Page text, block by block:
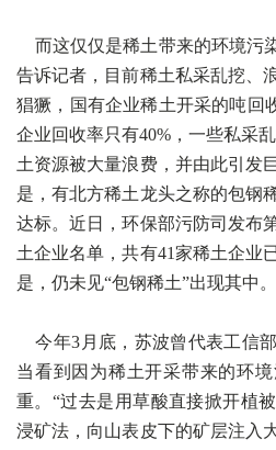
而这仅仅是稀土带来的环境污
告诉记者，目前稀土私采乱挖、
猖獗，国有企业稀土开采的吨回
企业回收率只有40%，一些私采
土资源被大量浪费，并由此引发
是，有北方稀土龙头之称的包钢
达标。近日，环保部污防司发布
土企业名单，共有41家稀土企业
是，仍未见“包钢稀土”出现其中。
今年3月底，苏波曾代表工信
当看到因为稀土开采带来的环
重。“过去是用草酸直接掀开植
浸矿法，向山表皮下的矿层注入